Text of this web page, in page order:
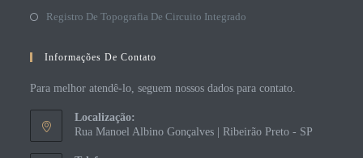
Registro De Topografia De Circuito Integrado
Informações De Contato
Para melhor atendê-lo, seguem nossos dados para contato.
Localização:
Rua Manoel Albino Gonçalves | Ribeirão Preto - SP